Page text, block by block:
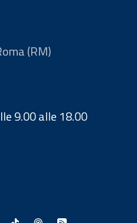
(RM)
9.00 alle 18.00